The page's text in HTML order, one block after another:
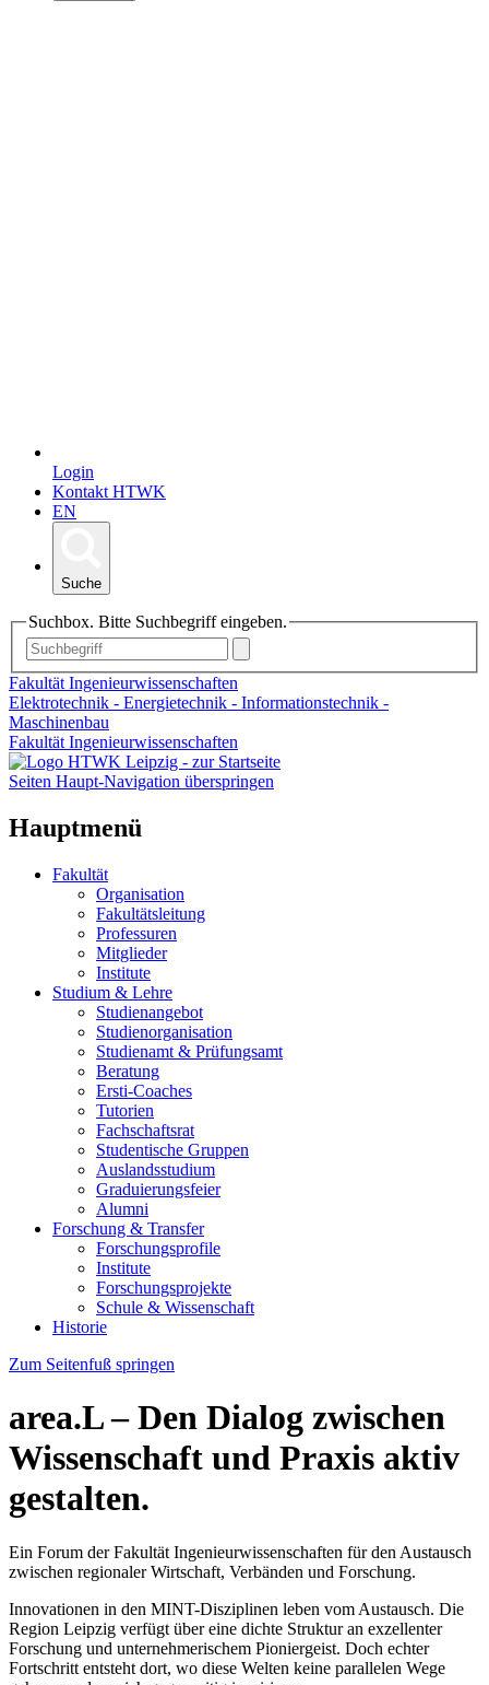
Login
Kontakt HTWK
EN
Suche
Suchbox. Bitte Suchbegriff eingeben.
Fakultät Ingenieurwissenschaften
Elektrotechnik - Energietechnik - Informationstechnik -
Maschinenbau
Fakultät Ingenieurwissenschaften
Seiten Haupt-Navigation überspringen
Hauptmenü
Fakultät
Organisation
Fakultätsleitung
Professuren
Mitglieder
Institute
Studium & Lehre
Studienangebot
Studienorganisation
Studienamt & Prüfungsamt
Beratung
Ersti-Coaches
Tutorien
Fachschaftsrat
Studentische Gruppen
Auslandsstudium
Graduierungsfeier
Alumni
Forschung & Transfer
Forschungsprofile
Institute
Forschungsprojekte
Schule & Wissenschaft
Historie
Zum Seitenfuß springen
area.L – Den Dialog zwischen
Wissenschaft und Praxis aktiv
gestalten.
Ein Forum der Fakultät Ingenieurwissenschaften für den Austausch
zwischen regionaler Wirtschaft, Verbänden und Forschung.
Innovationen in den MINT-Disziplinen leben vom Austausch. Die
Region Leipzig verfügt über eine dichte Struktur an exzellenter
Forschung und unternehmerischem Pioniergeist. Doch echter
Fortschritt entsteht dort, wo diese Welten keine parallelen Wege